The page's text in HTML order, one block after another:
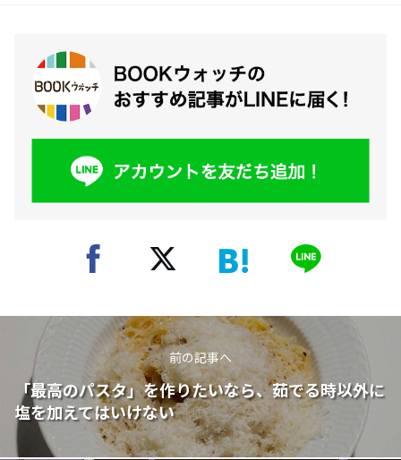
前の記事へ
「最高のパスタ」を作りたいなら、茹でる時以外に
塩を加えてはいけない